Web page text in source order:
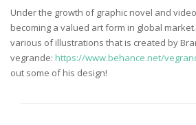
Under the growth of graphic novel and
becoming a valued art form in global
various of illustrations that is created by
vegrande: https://www.behance.net/
out some of his design!